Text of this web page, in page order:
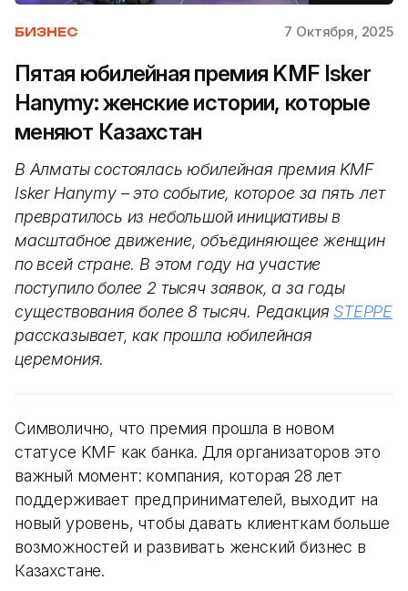
БИЗНЕС 7 Октября, 2025
Пятая юбилейная премия KMF Isker
Hanymy: женские истории, которые
меняют Казахстан
В Алматы состоялась юбилейная премия KMF
Isker Hanymy – это событие, которое за пять лет
превратилось из небольшой инициативы в
масштабное движение, объединяющее женщин
по всей стране. В этом году на участие
поступило более 2 тысяч заявок, а за годы
существования более 8 тысяч. Редакция STEPPE
рассказывает, как прошла юбилейная
церемония.
Символично, что премия прошла в новом
статусе KMF как банка. Для организаторов это
важный момент: компания, которая 28 лет
поддерживает предпринимателей, выходит на
новый уровень, чтобы давать клиенткам больше
возможностей и развивать женский бизнес в
Казахстане.